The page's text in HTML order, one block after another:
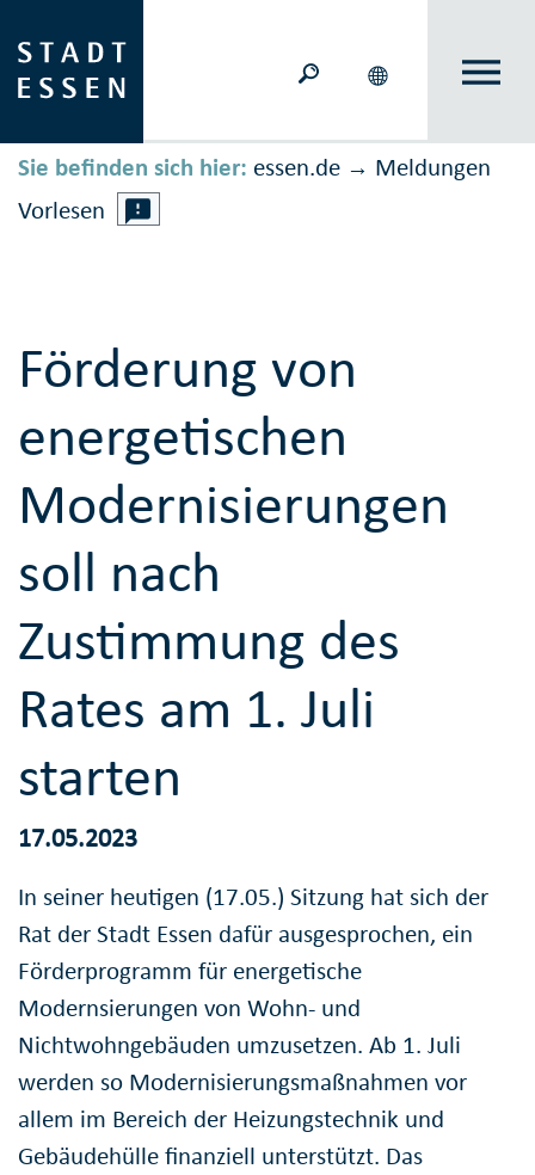
Sie befinden sich hier: essen.de → Meldungen
Vorlesen
Förderung von
energetischen
Modernisierungen
soll nach
Zustimmung des
Rates am 1. Juli
starten
17.05.2023
In seiner heutigen (17.05.) Sitzung hat sich der
Rat der Stadt Essen dafür ausgesprochen, ein
Förderprogramm für energetische
Modernsierungen von Wohn- und
Nichtwohngebäuden umzusetzen. Ab 1. Juli
werden so Modernisierungsmaßnahmen vor
allem im Bereich der Heizungstechnik und
Gebäudehülle finanziell unterstützt. Das